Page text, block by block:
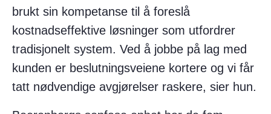
brukt sin kompetanse til å foreslå
kostnadseffektive løsninger som utfordrer
tradisjonelt system. Ved å jobbe på lag med
kunden er beslutningsveiene kortere og vi får
tatt nødvendige avgjørelser raskere, sier hun.